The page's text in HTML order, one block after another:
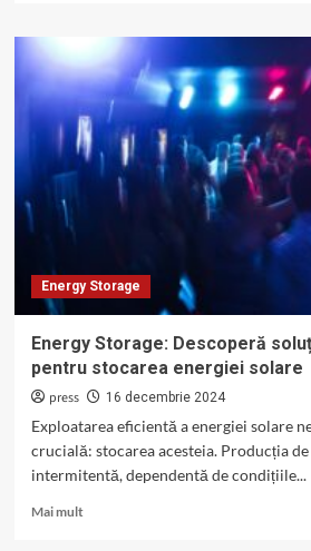
funcționează
energy
storage
în
combinație
cu
panourile
fotovoltaice?
Energy Storage
Energy Storage: Descoperă
pentru stocarea energiei solare
press 16 decembrie 2024
Exploatarea eficientă a energiei solare
crucială: stocarea acesteia. Producția
intermitentă, dependentă de condițiile...
Mai multRead